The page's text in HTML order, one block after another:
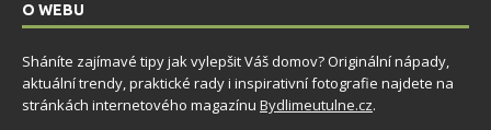
O WEBU
Sháníte zajímavé tipy jak vylepšit Váš domov? Originální nápady,
aktuální trendy, praktické rady i inspirativní fotografie najdete na
stránkách internetového magazínu Bydlimeutulne.cz.